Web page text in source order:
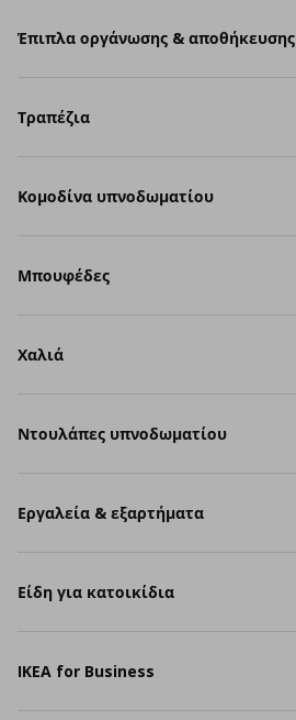
Έπιπλα οργάνωσης & αποθήκευσης
Τραπέζια
Κομοδίνα υπνοδωματίου
Μπουφέδες
Χαλιά
Ντουλάπες υπνοδωματίου
Εργαλεία & εξαρτήματα
Είδη για κατοικίδια
IKEA for Business